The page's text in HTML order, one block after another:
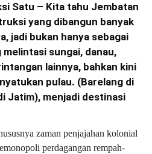
Satu – Kita tahu Jembatan
yang dibangun banyak
jadi bukan hanya sebagai
sungai, danau,
lainnya, bahkan kini
pulau. (Barelang di
Jatim), menjadi destinasi
zaman penjajahan kolonial
perdagangan rempah-